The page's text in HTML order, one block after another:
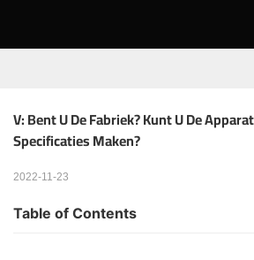
V: Bent U De Fabriek? Kunt U De
Specificaties Maken?
2022-11-23
Table of Contents